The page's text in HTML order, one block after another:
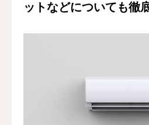
ットなどについても徹
ショップ
会社案内